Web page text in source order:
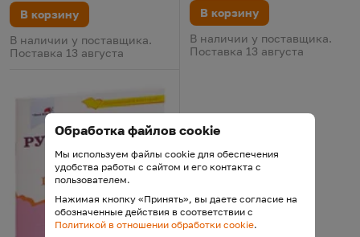
В корзину
В наличии у поставщика.
Поставка 13 августа
В корзину
В наличии у поставщика.
Поставка 13 августа
Обработка файлов cookie
Мы используем файлы cookie для обеспечения
удобства работы с сайтом и его контакта с
пользователем.
Нажимая кнопку «Принять», вы даете согласие на
обозначенные действия в соответствии с
Политикой в отношении обработки cookie.